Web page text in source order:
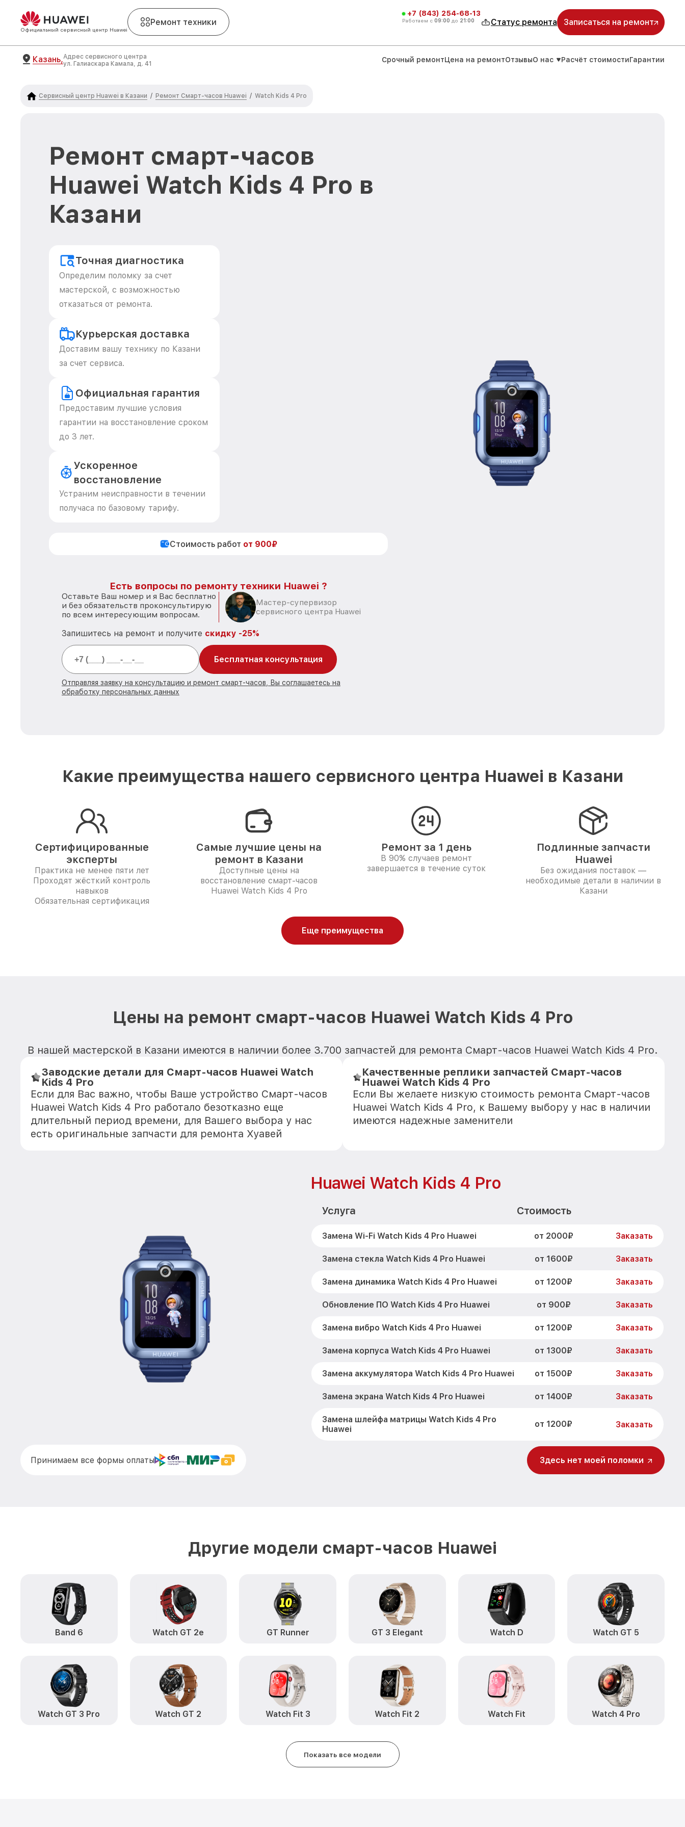
Официальный сервисный центр Huawei
Ремонт техники
+7 (843) 254-68-13
Работаем с 09:00 до 21:00 Статус ремонта Записаться на ремонт
Казань,Адрес сервисного центра
ул. Галиаскара Камала, д. 41
Срочный ремонтЦена на ремонтОтзывыО нас Расчёт стоимостиГарантии
Сервисный центр Huawei в Казани / Ремонт Смарт-часов Huawei / Watch Kids 4 Pro
Ремонт смарт-часов
Huawei Watch Kids 4 Pro в
Казани
Точная диагностика
Определим поломку за счет
мастерской, с возможностью
отказаться от ремонта.
Курьерская доставка
Доставим вашу технику по Казани
за счет сервиса.
Официальная гарантия
Предоставим лучшие условия
гарантии на восстановление сроком
до 3 лет.
Ускоренное
восстановление
Устраним неисправности в течении
получаса по базовому тарифу.
Стоимость работ от 900₽
Есть вопросы по ремонту техники Huawei ?
Оставьте Ваш номер и я Вас бесплатно
и без обязательств проконсультирую
по всем интересующим вопросам.
Мастер-супервизор
сервисного центра Huawei
Запишитесь на ремонт и получите скидку -25%
Бесплатная консультация
Отправляя заявку на консультацию и ремонт смарт-часов, Вы соглашаетесь на
обработку персональных данных
Какие преимущества нашего сервисного центра Huawei в Казани
Сертифицированные
эксперты
Практика не менее пяти лет
Проходят жёсткий контроль
навыков
Обязательная сертификация
Самые лучшие цены на
ремонт в Казани
Доступные цены на
восстановление смарт-часов
Huawei Watch Kids 4 Pro
Ремонт за 1 день
В 90% случаев ремонт
завершается в течение суток
Подлинные запчасти
Huawei
Без ожидания поставок —
необходимые детали в наличии в
Казани
Еще преимущества
Цены на ремонт смарт-часов Huawei Watch Kids 4 Pro
В нашей мастерской в Казани имеются в наличии более 3.700 запчастей для ремонта Смарт-часов Huawei Watch Kids 4 Pro.
Заводские детали для Смарт-часов Huawei Watch
Kids 4 Pro
Если для Вас важно, чтобы Ваше устройство Смарт-часов
Huawei Watch Kids 4 Pro работало безотказно еще
длительный период времени, для Вашего выбора у нас
есть оригинальные запчасти для ремонта Хуавей
Качественные реплики запчастей Смарт-часов
Huawei Watch Kids 4 Pro
Если Вы желаете низкую стоимость ремонта Смарт-часов
Huawei Watch Kids 4 Pro, к Вашему выбору у нас в наличии
имеются надежные заменители
Huawei Watch Kids 4 Pro
Услуга Стоимость
Замена Wi-Fi Watch Kids 4 Pro Huawei от 2000₽ Заказать
Замена стекла Watch Kids 4 Pro Huawei от 1600₽ Заказать
Замена динамика Watch Kids 4 Pro Huawei от 1200₽ Заказать
Обновление ПО Watch Kids 4 Pro Huawei от 900₽ Заказать
Замена вибро Watch Kids 4 Pro Huawei от 1200₽ Заказать
Замена корпуса Watch Kids 4 Pro Huawei от 1300₽ Заказать
Замена аккумулятора Watch Kids 4 Pro Huawei от 1500₽ Заказать
Замена экрана Watch Kids 4 Pro Huawei от 1400₽ Заказать
Замена шлейфа матрицы Watch Kids 4 Pro
Huawei
от 1200₽ Заказать
Принимаем все формы оплаты Здесь нет моей поломки
Другие модели смарт-часов Huawei
Band 6 Watch GT 2e GT Runner GT 3 Elegant Watch D Watch GT 5
Watch GT 3 Pro Watch GT 2 Watch Fit 3 Watch Fit 2 Watch Fit Watch 4 Pro
Показать все модели